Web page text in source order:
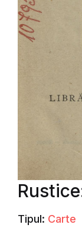
Tipul: Carte